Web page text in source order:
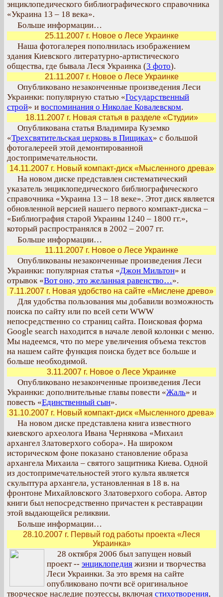
энциклопедического библиографического справочника
«Украина 13 – 18 века».
Больше информации…
25.11.2007 г. Новое о Лесе Украинке
Наша фотогалерея пополнилась изображением
здания Киевского литературно-артистического
общества, где бывала Леся Украинка (3 фото).
21.11.2007 г. Новое о Лесе Украинке
Опубликовано незаконченные произведения Леси
Украинки: популярную статью «Государственный
строй» и воспоминания о Николае Ковалевском.
18.11.2007 г. Новая статья в разделе «Студии»
Опубликована статья Владимира Куземко
«Трехсвятительская церковь в Пищиках» с большой
фотогалереей этой демонтированной
достопримечательности.
14.11.2007 г. Новый компакт-диск «Мысленного древа»
На новом диске представлен систематический
указатель энциклопедического библиографического
справочника «Украина 13 – 18 веке». Этот диск является
обновленной версией нашего первого компакт-диска –
«Библиография старой Украины 1240 – 1800 гг.»,
который распространялся в 2002 – 2007 гг.
Больше информации…
11.11.2007 г. Новое о Лесе Украинке
Опубликованы незаконченные произведения Леси
Украинки: популярная статья «Джон Мильтон» и
отрывок «Вот оно, это желанная равенство…».
7.11.2007 г. Новая удобство на сайте «Мислене древо»
Для удобства пользования мы добавили возможность
поиска по сайту или по всей сети WWW
непосредственно со страниц сайта. Поисковая форма
Google search находится в начале левой колонки с меню.
Мы надеемся, что по мере увеличения объема текстов
на нашем сайте функция поиска будет все больше и
больше необходимой.
3.11.2007 г. Новое о Лесе Украинке
Опубликовано незаконченные произведения Леси
Украинки: дополнительные главы повести «Жаль» и
повесть «Единственный сын».
31.10.2007 г. Новый компакт-диск «Мысленного древа»
На новом диске представлена книга известного
киевского археолога Ивана Чернякова «Михаил
архангел Златоверхого собора». На широком
историческом фоне показано становление образа
архангела Михаила – святого защитника Киева. Одной
из достопримечательностей этого культа является
скульптура архангела, установленная в 18 в. на
фронтоне Михайловского Златоверхого собора. Автор
книги был непосредственно причастен к реставрации
этой выдающейся реликвии.
Больше информации…
28.10.2007 г. Первый год работы проекта «Леся
Украинка»
28 октября 2006 был запущен новый
проект -- энциклопедия жизни и творчества
Леси Украинки. За это время на сайте
опубликовано почти всё оригинальное
творческое наследие поэтессы, включая стихотворения,